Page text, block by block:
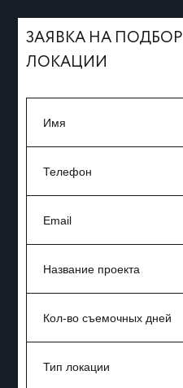
ЗАЯВКА НА ПОДБОР
ЛОКАЦИИ